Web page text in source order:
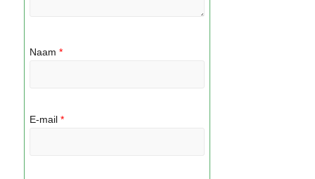
Naam *
E-mail *